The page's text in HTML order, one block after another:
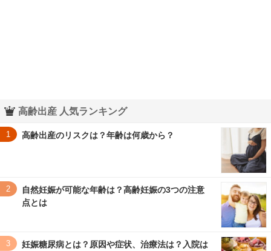
高齢出産 人気ランキング
1 高齢出産のリスクは？年齢は何歳から？
2
自然妊娠が可能な年齢は？高齢妊娠の3つの注意
点とは
3
妊娠糖尿病とは？原因や症状、治療法は？入院は